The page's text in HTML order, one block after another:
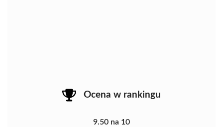
Ocena w rankingu
9.50 na 10